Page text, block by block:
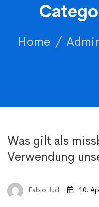
Home
Was gilt als
Verwendung
Fabio Jud 10.